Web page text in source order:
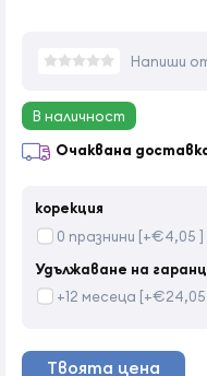
Напиши
В наличност
Очаквана
корекция
0 празнини [+€4,05 ]
Удължаване на
+12 месеца [+€24,05
Твоята цена